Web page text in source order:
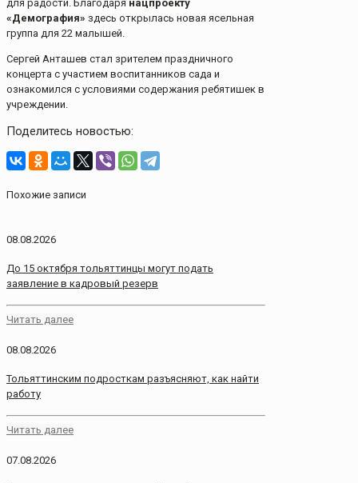
для радости. Благодаря нацпроекту
«Демография» здесь открылась новая ясельная
группа для 22 малышей.
Сергей Анташев стал зрителем праздничного
концерта с участием воспитанников сада и
ознакомился с условиями содержания ребятишек в
учреждении.
Поделитесь новостью:
Похожие записи
08.08.2026
До 15 октября тольяттинцы могут подать
заявление в кадровый резерв
Читать далее
08.08.2026
Тольяттинским подросткам разъясняют, как найти
работу
Читать далее
07.08.2026